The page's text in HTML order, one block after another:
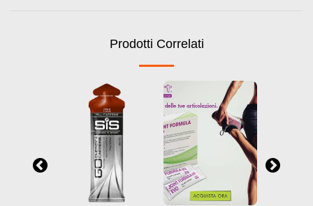
Prodotti Correlati